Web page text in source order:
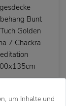
Bunt
Golden
7 Chackra
um Inhalte und